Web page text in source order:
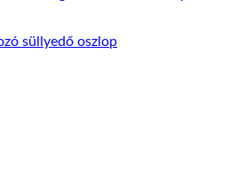
süllyedő oszlop